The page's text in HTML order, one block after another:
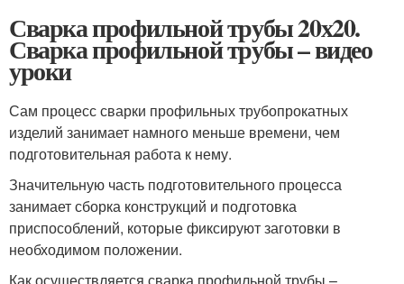
Сварка профильной трубы 20х20.
Сварка профильной трубы – видео
уроки
Сам процесс сварки профильных трубопрокатных
изделий занимает намного меньше времени, чем
подготовительная работа к нему.
Значительную часть подготовительного процесса
занимает сборка конструкций и подготовка
приспособлений, которые фиксируют заготовки в
необходимом положении.